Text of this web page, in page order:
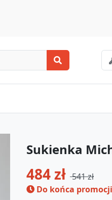
Sukienka
484 zł 541 zł
Do końca promocji